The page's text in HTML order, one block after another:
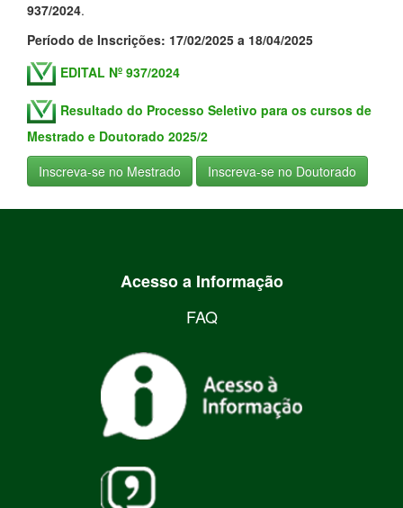
937/2024.
Período de Inscrições: 17/02/2025 a 18/04/2025
EDITAL Nº 937/2024
Resultado do Processo Seletivo para os cursos de
Mestrado e Doutorado 2025/2
Inscreva-se no Mestrado
Inscreva-se no Doutorado
Acesso a Informação
FAQ